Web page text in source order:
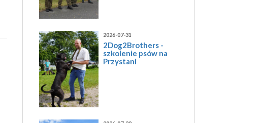
2026-07-31
2Dog2Brothers -
szkolenie psów na
Przystani